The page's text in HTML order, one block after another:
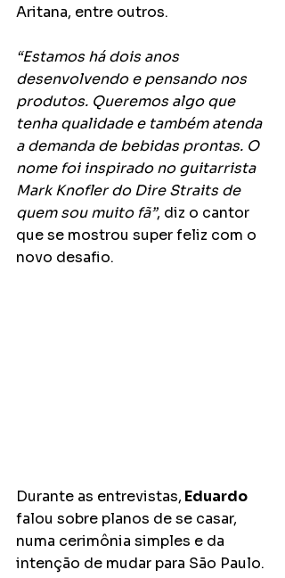
Aritana, entre outros.
“Estamos há dois anos
desenvolvendo e pensando nos
produtos. Queremos algo que
tenha qualidade e também atenda
a demanda de bebidas prontas. O
nome foi inspirado no guitarrista
Mark Knofler do Dire Straits de
quem sou muito fã”, diz o cantor
que se mostrou super feliz com o
novo desafio.
Durante as entrevistas, Eduardo
falou sobre planos de se casar,
numa cerimônia simples e da
intenção de mudar para São Paulo.